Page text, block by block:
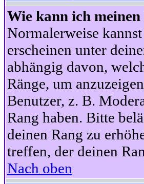
Wie kann ich
Normalerweise
erscheinen unter
abhängig davon,
Ränge, um
Benutzer, z. B.
Rang haben. Bitte
deinen Rang zu
treffen, der deinen
Nach oben